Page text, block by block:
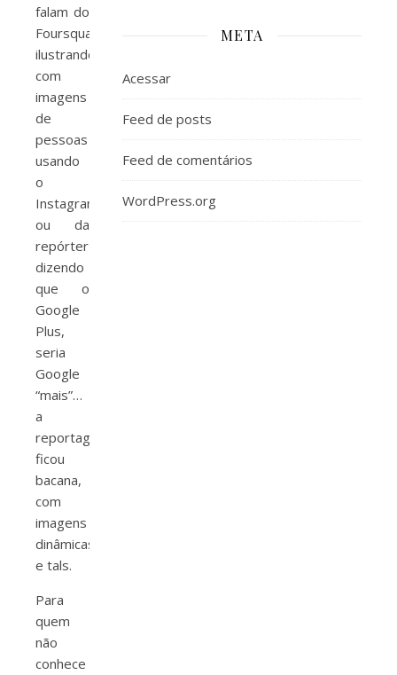
falam do
Foursquare
ilustrando
com
imagens
de
pessoas
usando
o
Instagram,
ou da
repórter
dizendo
que o
Google
Plus,
seria
Google
“mais”…
a
reportagem
ficou
bacana,
com
imagens
dinâmicas
e tals.
Para
quem
não
conhece
META
Acessar
Feed de posts
Feed de comentários
WordPress.org